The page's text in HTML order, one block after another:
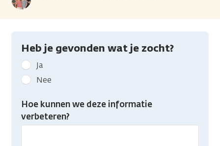
Heb je gevonden wat je zocht?
Geef
kanker.nl
feedback:
Heb
gevonden
Ja
Nee
Hoe kunnen we deze informatie
verbeteren?